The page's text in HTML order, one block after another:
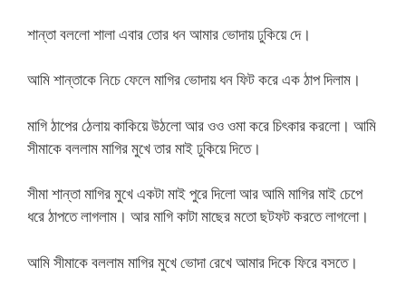
শান্তা বললো শালা এবার তোর ধন আমার ভোদায় ঢুকিয়ে দে।
আমি শান্তাকে নিচে ফেলে মাগির ভোদায় ধন ফিট করে এক ঠাপ দিলাম।
মাগি ঠাপের ঠেলায় কাকিয়ে উঠলো আর ওও ওমা করে চিৎকার করলো। আমি
সীমাকে বললাম মাগির মুখে তার মাই ঢুকিয়ে দিতে।
সীমা শান্তা মাগির মুখে একটা মাই পুরে দিলো আর আমি মাগির মাই চেপে
ধরে ঠাপতে লাগলাম। আর মাগি কাটা মাছের মতো ছটফট করতে লাগলো।
আমি সীমাকে বললাম মাগির মুখে ভোদা রেখে আমার দিকে ফিরে বসতে।